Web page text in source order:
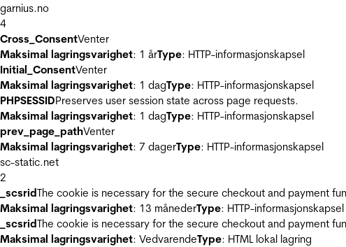
garnius.no
4
Cross_ConsentVenter
Maksimal lagringsvarighet: 1 årType: HTTP-informasjonskapsel
Initial_ConsentVenter
Maksimal lagringsvarighet: 1 dagType: HTTP-informasjonskapsel
PHPSESSIDPreserves user session state across page requests.
Maksimal lagringsvarighet: 1 dagType: HTTP-informasjonskapsel
prev_page_pathVenter
Maksimal lagringsvarighet: 7 dagerType: HTTP-informasjonskapsel
sc-static.net
2
_scsridThe cookie is necessary for the secure checkout and payment
Maksimal lagringsvarighet: 13 månederType: HTTP-informasjonskapsel
_scsridThe cookie is necessary for the secure checkout and payment
Maksimal lagringsvarighet: VedvarendeType: HTML lokal lagring